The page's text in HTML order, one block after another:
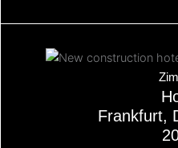
Frankfurt,